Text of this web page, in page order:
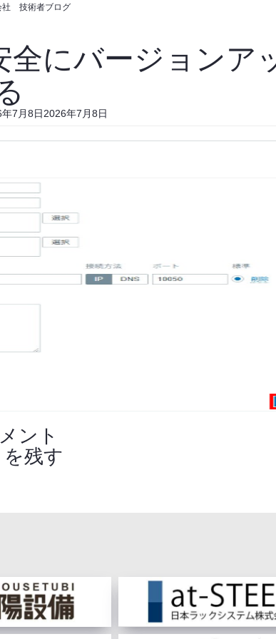
社 技術者ブログ
全にバージョンア
7月8日2026年7月8日
ント
残す